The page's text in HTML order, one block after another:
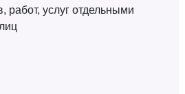
работ, услуг отдельными